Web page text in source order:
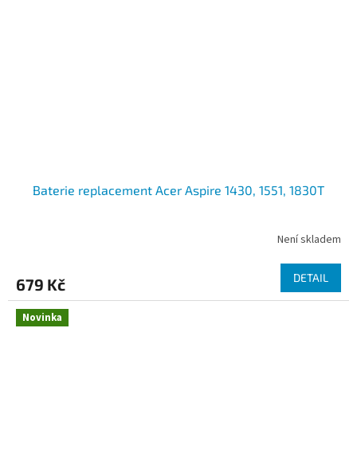
Baterie replacement Acer Aspire 1430, 1551, 1830T
Není skladem
679 Kč DETAIL
Novinka